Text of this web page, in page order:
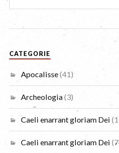
CATEGORIE
Apocalisse(41)
Archeologia(3)
Caeli enarrant gloriam Dei
Caeli enarrant gloriam Dei